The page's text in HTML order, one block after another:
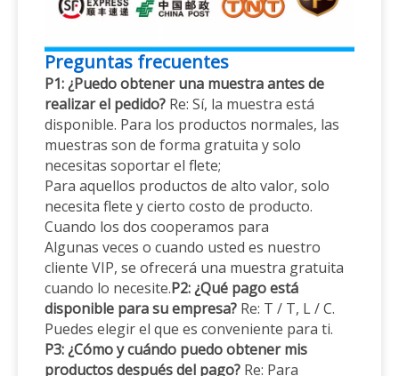
Preguntas frecuentes
P1: ¿Puedo obtener una muestra antes de
realizar el pedido? Re: Sí, la muestra está
disponible. Para los productos normales, las
muestras son de forma gratuita y solo
necesitas soportar el flete;
Para aquellos productos de alto valor, solo
necesita flete y cierto costo de producto.
Cuando los dos cooperamos para
Algunas veces o cuando usted es nuestro
cliente VIP, se ofrecerá una muestra gratuita
cuando lo necesite.P2: ¿Qué pago está
disponible para su empresa? Re: T / T, L / C.
Puedes elegir el que es conveniente para ti.
P3: ¿Cómo y cuándo puedo obtener mis
productos después del pago? Re: Para